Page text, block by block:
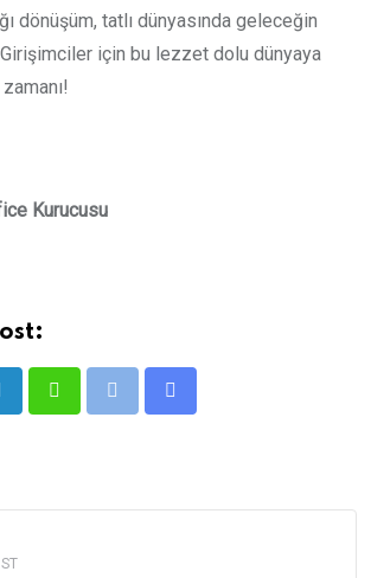
dönüşüm, tatlı dünyasında geleceğin
Girişimciler için bu lezzet dolu dünyaya
Kurucusu